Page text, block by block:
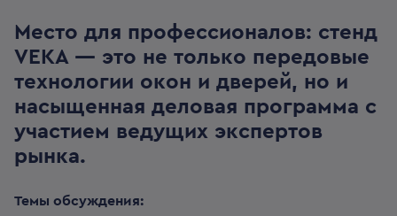
Место для профессионалов: стенд
VEKA — это не только передовые
технологии окон и дверей, но и
насыщенная деловая программа с
участием ведущих экспертов
рынка.
Темы обсуждения: